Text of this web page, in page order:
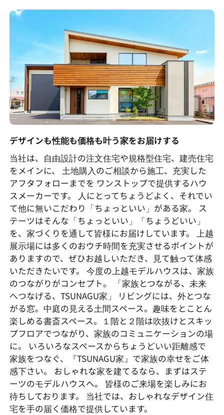
デザインも性能も価格も叶う家をお届けする
当社は、自由設計の注文住宅や規格型住宅、建売住宅
をメインに、 土地購入のご相談から施工、充実した
アフタフォローまでを ワンストップで提供するハウ
スメーカーです。 人にとってちょうどよく、それでい
て他に無いこだわり「ちょっといい」がある家。 ス
テーツはそんな「ちょっといい」「ちょうどいい」
を、家づくりを通して皆様にお届けしています。 上越
展示場には多くのおウチ時間を充実させるポイントが
ありますので、ぜひお越しいただき、見て触って体感
いただきたいです。 今度の上越モデルハウスは、家族
のつながりがコンセプト。 「家族とつながる、未来
へつなげる、TSUNAGU家」 リビングには、外とつな
がる窓。中庭の見える土間スペース。趣味をとことん
楽しめる書斎スペース。１階と２階は吹抜けとスキッ
プフロアでつながり、家族のコミュニケーションの場
に。 いろいろなスペースからちょうどいい距離感で
家族をつなぐ、『TSUNAGU家』で家族の幸せをご体
感下さい。 おしゃれな家を建てるなら、まずはステ
ーツのモデルハウスへ。 皆様のご来場を楽しみにお
待ちしております。 当社では、おしゃれなデザイン住
宅を手の届く価格で提供しています。